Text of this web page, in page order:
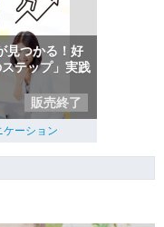
見つかる！好
テップ」実践
販売終了
ーション